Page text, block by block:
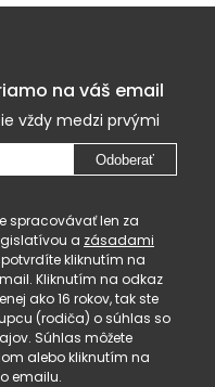
na váš email
vždy medzi prvými
Odoberať
spracovávať len za
a zásadami
kliknutím na
Kliknutím na odkaz
ako 16 rokov, tak ste
(rodiča) o súhlas so
Súhlas môžete
alebo kliknutím na
emailu.